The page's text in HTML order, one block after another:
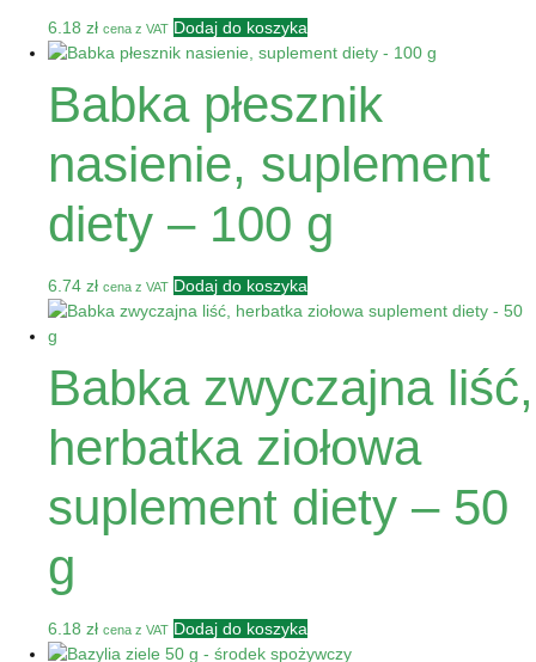
6.18 zł cena z VAT Dodaj do koszyka
Babka płesznik
nasienie, suplement
diety – 100 g
6.74 zł cena z VAT Dodaj do koszyka
Babka zwyczajna liść,
herbatka ziołowa
suplement diety – 50
g
6.18 zł cena z VAT Dodaj do koszyka